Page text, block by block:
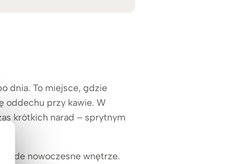
dnia. To miejsce, gdzie
oddechu przy kawie. W
krótkich narad – sprytnym
nowoczesne wnętrze.